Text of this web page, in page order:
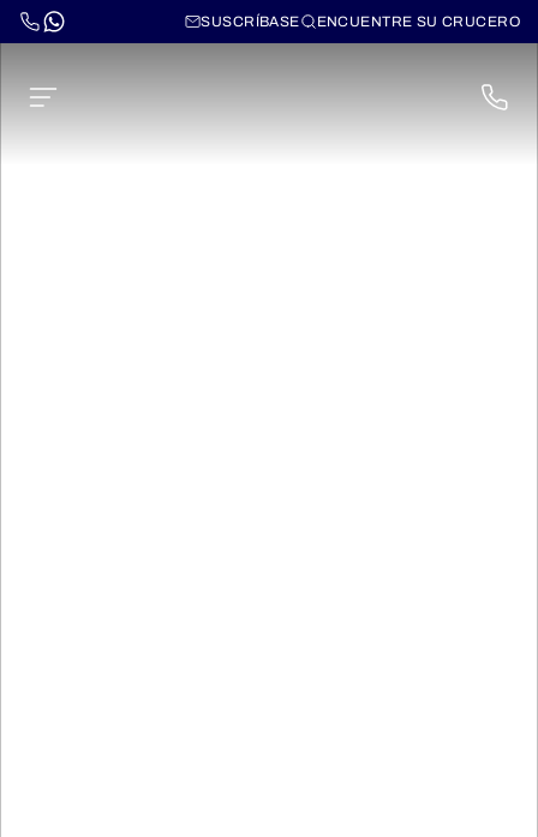
SUSCRÍBASE ENCUENTRE SU CRUCERO
MV Zimbabwean Dream